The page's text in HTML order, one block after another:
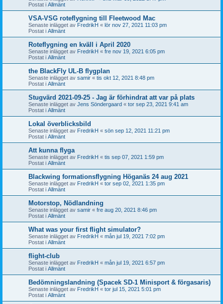
Postat i Allmänt
VSA-VSG roteflygning till Fleetwood Mac
Senaste inlägget av FredrikH « lör nov 27, 2021 11:03 pm
Postat i Allmänt
Roteflygning en kväll i April 2020
Senaste inlägget av FredrikH « fre nov 19, 2021 6:05 pm
Postat i Allmänt
the BlackFly UL-B flygplan
Senaste inlägget av samir « tis okt 12, 2021 8:48 pm
Postat i Allmänt
Stugvärd 2021-09-25 - Jag är förhindrat att var på plats
Senaste inlägget av Jens Söndergaard « tor sep 23, 2021 9:41 am
Postat i Allmänt
Lokal överblicksbild
Senaste inlägget av FredrikH « sön sep 12, 2021 11:21 pm
Postat i Allmänt
Att kunna flyga
Senaste inlägget av FredrikH « tis sep 07, 2021 1:59 pm
Postat i Allmänt
Blackwing formationsflygning Höganäs 24 aug 2021
Senaste inlägget av FredrikH « tor sep 02, 2021 1:35 pm
Postat i Allmänt
Motorstop, Nödlandning
Senaste inlägget av samir « fre aug 20, 2021 8:46 pm
Postat i Allmänt
What was your first flight simulator?
Senaste inlägget av FredrikH « mån jul 19, 2021 7:02 pm
Postat i Allmänt
flight-club
Senaste inlägget av FredrikH « mån jul 19, 2021 6:57 pm
Postat i Allmänt
Bedömningslandning (Spacek SD-1 Minisport & förgasaris)
Senaste inlägget av FredrikH « tor jul 15, 2021 5:01 pm
Postat i Allmänt